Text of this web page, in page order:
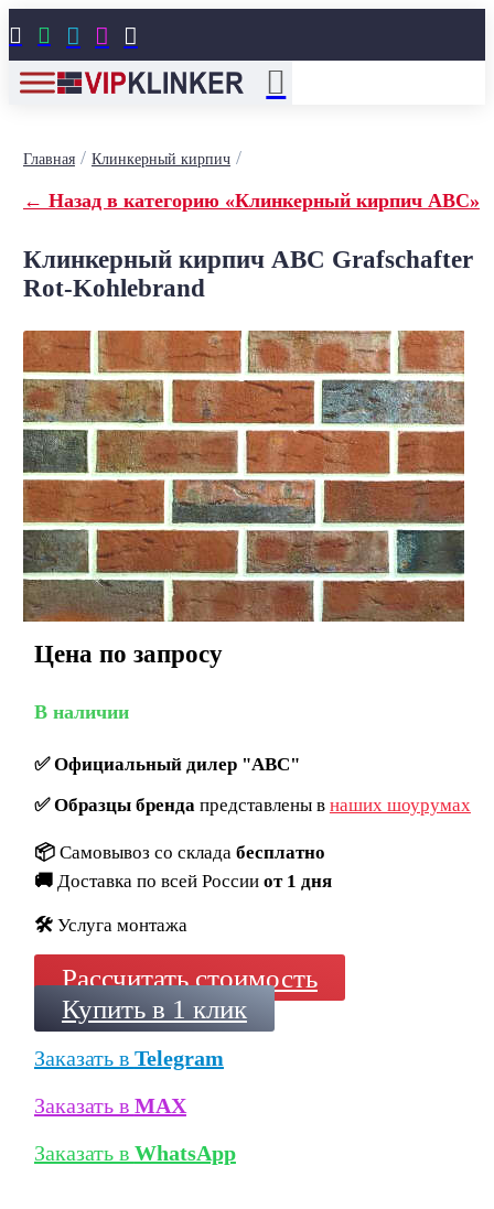
    
Главная/ Клинкерный кирпич/
← Назад в категорию «Клинкерный кирпич ABC»
Клинкерный кирпич ABC Grafschafter
Rot-Kohlebrand
Цена по запросу
В наличии
✅Официальный дилер "ABC"
✅Образцы брендапредставлены в наших шоурумах
📦 Самовывоз со склада бесплатно
🚚 Доставка по всей России от 1 дня
🛠️ Услуга монтажа
Рассчитать стоимость
Купить в 1 клик
Заказать в Telegram
Заказать в MAX
Заказать в WhatsApp